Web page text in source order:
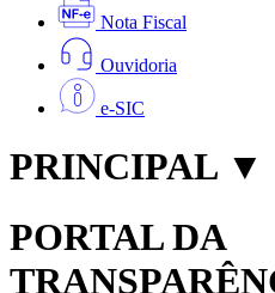
Nota Fiscal
Ouvidoria
e-SIC
PRINCIPAL ▼
PORTAL DA